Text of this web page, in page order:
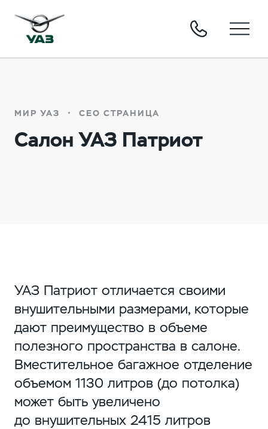
МИР УАЗ СЕО СТРАНИЦА
Салон УАЗ Патриот
УАЗ Патриот отличается своими
внушительными размерами, которые
дают преимущество в объеме
полезного пространства в салоне.
Вместительное багажное отделение
объемом 1130 литров (до потолка)
может быть увеличено
до внушительных 2415 литров